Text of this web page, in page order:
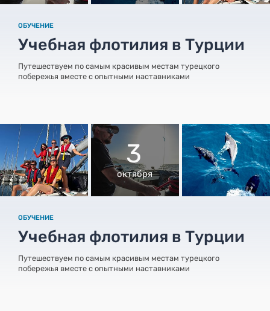
ОБУЧЕНИЕ
Учебная флотилия в Турции
Путешествуем по самым красивым местам турецкого
побережья вместе с опытными наставниками
3
октября
ОБУЧЕНИЕ
Учебная флотилия в Турции
Путешествуем по самым красивым местам турецкого
побережья вместе с опытными наставниками